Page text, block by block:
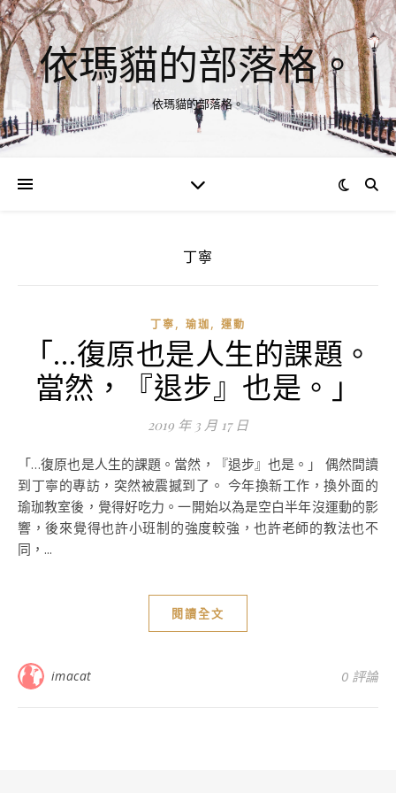
依瑪貓的部落格。
依瑪貓的部落格。
丁寧
丁寧, 瑜珈, 運動
「…復原也是人生的課題。
當然，『退步』也是。」
2019 年 3 月 17 日
「…復原也是人生的課題。當然，『退步』也是。」 偶然間讀
到丁寧的專訪，突然被震撼到了。 今年換新工作，換外面的
瑜珈教室後，覺得好吃力。一開始以為是空白半年沒運動的影
響，後來覺得也許小班制的強度較強，也許老師的教法也不
同，...
閱讀全文
imacat 0 評論